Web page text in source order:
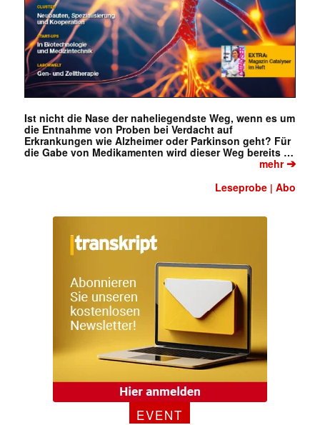
Ist nicht die Nase der naheliegendste Weg, wenn es um
die Entnahme von Proben bei Verdacht auf
Erkrankungen wie Alzheimer oder Parkinson geht? Für
die Gabe von Medikamenten wird dieser Weg bereits …
mehr➔
Leseprobe |Abo
EVENT